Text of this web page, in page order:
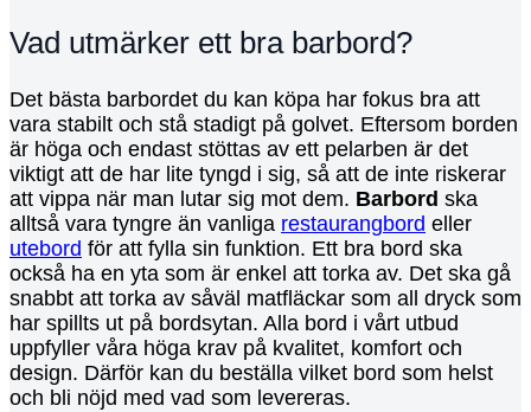
Vad utmärker ett bra barbord?
Det bästa barbordet du kan köpa har fokus bra att
vara stabilt och stå stadigt på golvet. Eftersom borden
är höga och endast stöttas av ett pelarben är det
viktigt att de har lite tyngd i sig, så att de inte riskerar
att vippa när man lutar sig mot dem. Barbord ska
alltså vara tyngre än vanliga restaurangbord eller
utebord för att fylla sin funktion. Ett bra bord ska
också ha en yta som är enkel att torka av. Det ska gå
snabbt att torka av såväl matfläckar som all dryck som
har spillts ut på bordsytan. Alla bord i vårt utbud
uppfyller våra höga krav på kvalitet, komfort och
design. Därför kan du beställa vilket bord som helst
och bli nöjd med vad som levereras.